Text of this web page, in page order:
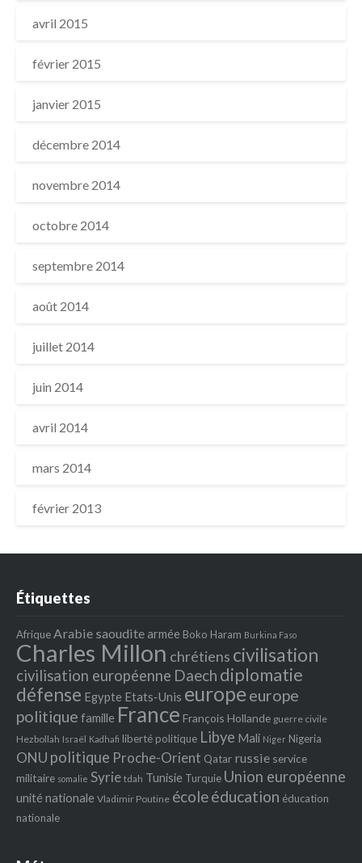
avril 2015
février 2015
janvier 2015
décembre 2014
novembre 2014
octobre 2014
septembre 2014
août 2014
juillet 2014
juin 2014
avril 2014
mars 2014
février 2013
Étiquettes
AfriqueArabie saoudite armée Boko Haram Burkina Faso
Charles Millon chrétiens civilisation
civilisation européenne Daech diplomatie
défense Egypte Etats‐Unis europeeurope
politique famille France François Hollande guerre civile
Hezbollah Israël Kadhafi liberté politique Libye Mali Niger Nigeria
ONU politique Proche-Orient Qatar russie service
militaire somalie Syrie tdah Tunisie Turquie Union européenne
unité nationale Vladimir Poutine écoleéducation éducation
nationale